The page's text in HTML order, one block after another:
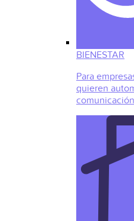
BIENESTAR
Para
quieren